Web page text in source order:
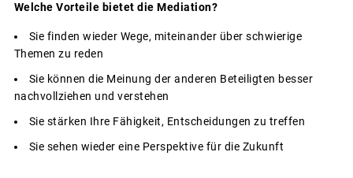
Welche Vorteile bietet die Mediation?
Sie finden wieder Wege, miteinander über schwierige
Themen zu reden
Sie können die Meinung der anderen Beteiligten besser
nachvollziehen und verstehen
Sie stärken Ihre Fähigkeit, Entscheidungen zu treffen
Sie sehen wieder eine Perspektive für die Zukunft